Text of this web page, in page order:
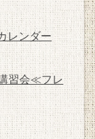
レンダー
習会≪フレ